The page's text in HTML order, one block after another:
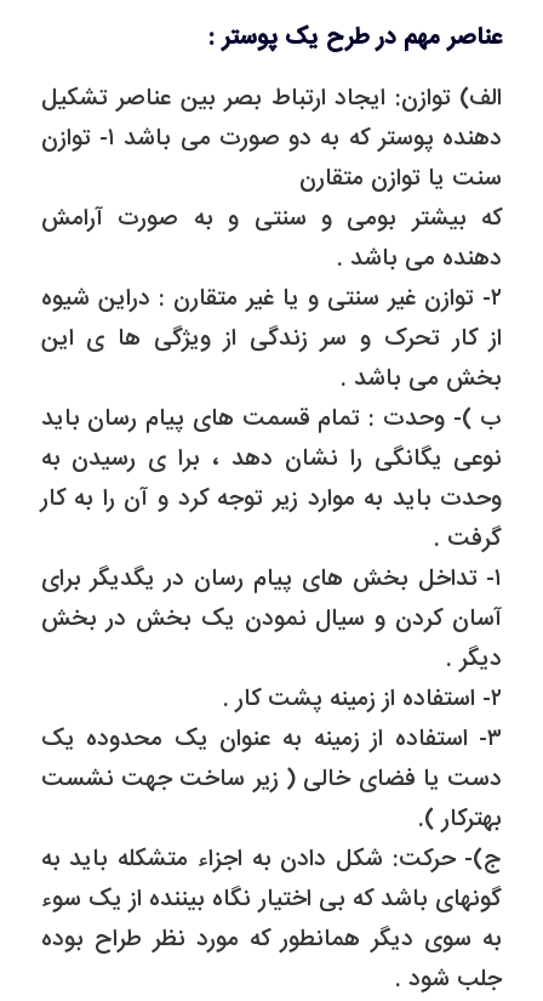
عناصر مهم در طرح یک پوستر :
الف) توازن: ایجاد ارتباط بصر بین عناصر تشکیل
دهنده پوستر که به دو صورت می باشد ۱- توازن
سنت یا توازن متقارن
که بیشتر بومی و سنتی و به صورت آرامش
دهنده می باشد .
۲- توازن غیر سنتی و یا غیر متقارن : دراین شیوه
از کار تحرک و سر زندگی از ویژگی ها ی این
بخش می باشد .
ب )- وحدت : تمام قسمت های پیام رسان باید
نوعی یگانگی را نشان دهد ، برا ی رسیدن به
وحدت باید به موارد زیر توجه کرد و آن را به کار
گرفت .
۱- تداخل بخش های پیام رسان در یگدیگر برای
آسان کردن و سیال نمودن یک بخش در بخش
دیگر .
۲- استفاده از زمینه پشت کار .
۳- استفاده از زمینه به عنوان یک محدوده یک
دست یا فضای خالی ( زیر ساخت جهت نشست
بهترکار ).
ج)- حرکت: شکل دادن به اجزاء متشکله باید به
گونهای باشد که بی اختیار نگاه بیننده از یک سوء
به سوی دیگر همانطور که مورد نظر طراح بوده
جلب شود .